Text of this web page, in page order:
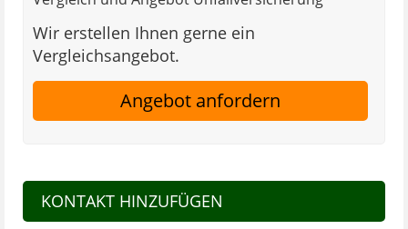
Wir erstellen Ihnen gerne ein
Vergleichsangebot.
Angebot anfordern
KONTAKT HINZUFÜGEN